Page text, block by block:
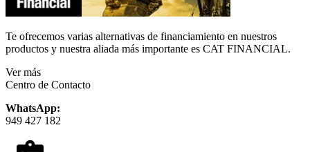
Te ofrecemos varias alternativas de financiamiento en nuestros
productos y nuestra aliada más importante es CAT FINANCIAL.
Ver más
Centro de Contacto
WhatsApp:
949 427 182